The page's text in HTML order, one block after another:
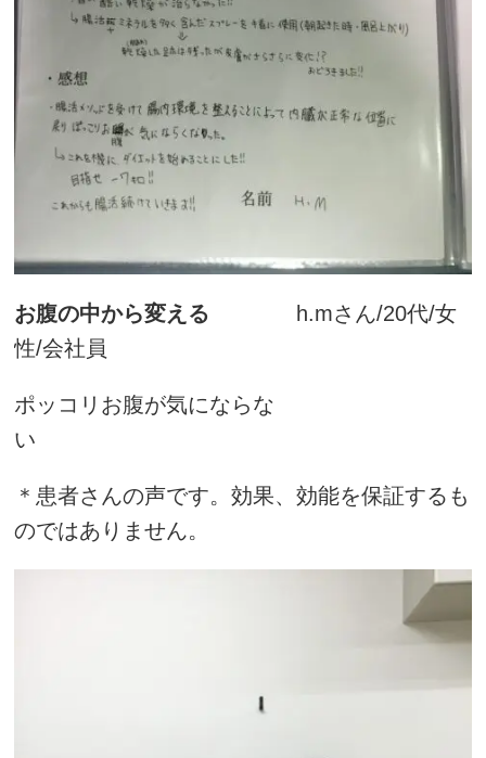
お腹の中から変える
h.mさん/20代/女
性/会社員
ポッコリお腹が気にならな
い
＊患者さんの声です。効果、効能を保証するも
のではありません。